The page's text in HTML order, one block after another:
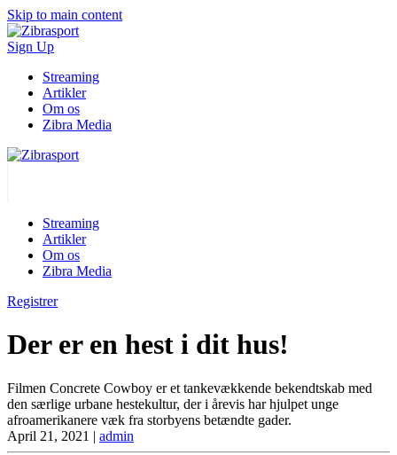
Skip to main content
Sign Up
Streaming
Artikler
Om os
Zibra Media
Streaming
Artikler
Om os
Zibra Media
Registrer
Der er en hest i dit hus!
Filmen Concrete Cowboy er et tankevækkende bekendtskab med
den særlige urbane hestekultur, der i årevis har hjulpet unge
afroamerikanere væk fra storbyens betændte gader.
April 21, 2021 | admin